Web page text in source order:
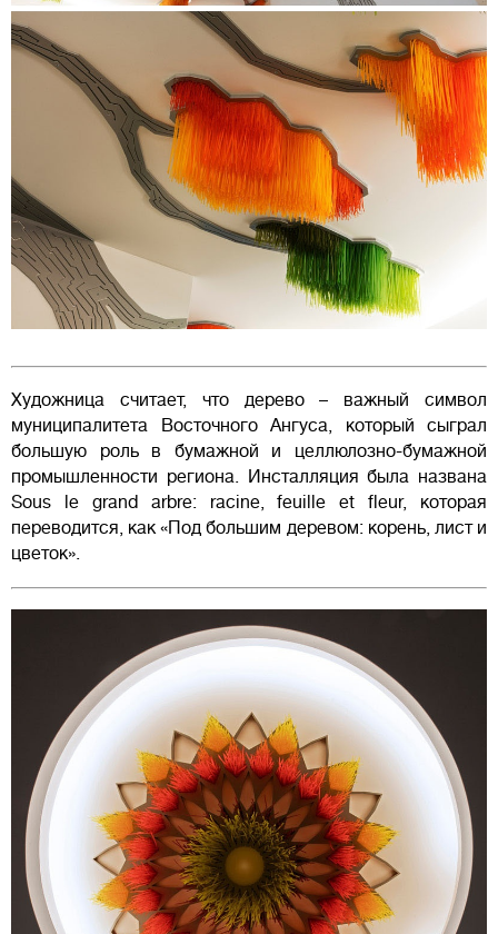
Художница считает, что дерево – важный символ
муниципалитета Восточного Ангуса, который сыграл
большую роль в бумажной и целлюлозно-бумажной
промышленности региона. Инсталляция была названа
Sous le grand arbre: racine, feuille et fleur, которая
переводится, как «Под большим деревом: корень, лист и
цветок».